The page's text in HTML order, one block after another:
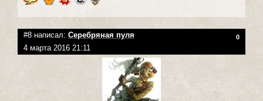
#8 написал: Серебряная пуля 0
4 марта 2016 21:11